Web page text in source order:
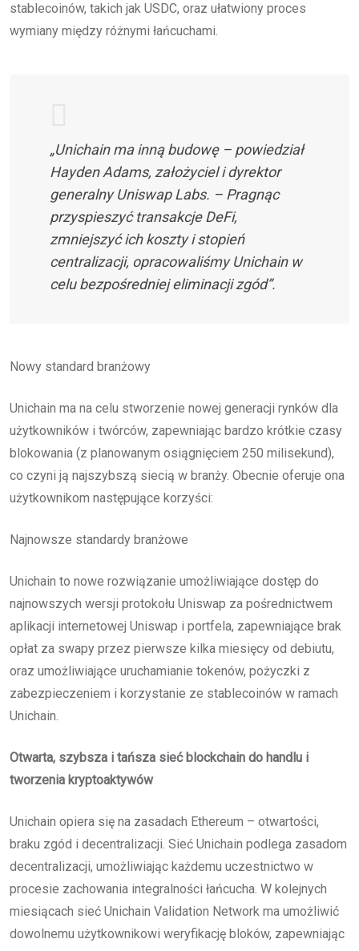
stablecoinów, takich jak USDC, oraz ułatwiony proces
wymiany między różnymi łańcuchami.
„Unichain ma inną budowę – powiedział
Hayden Adams, założyciel i dyrektor
generalny Uniswap Labs. – Pragnąc
przyspieszyć transakcje DeFi,
zmniejszyć ich koszty i stopień
centralizacji, opracowaliśmy Unichain w
celu bezpośredniej eliminacji zgód”.
Nowy standard branżowy
Unichain ma na celu stworzenie nowej generacji rynków dla
użytkowników i twórców, zapewniając bardzo krótkie czasy
blokowania (z planowanym osiągnięciem 250 milisekund),
co czyni ją najszybszą siecią w branży. Obecnie oferuje ona
użytkownikom następujące korzyści:
Najnowsze standardy branżowe
Unichain to nowe rozwiązanie umożliwiające dostęp do
najnowszych wersji protokołu Uniswap za pośrednictwem
aplikacji internetowej Uniswap i portfela, zapewniające brak
opłat za swapy przez pierwsze kilka miesięcy od debiutu,
oraz umożliwiające uruchamianie tokenów, pożyczki z
zabezpieczeniem i korzystanie ze stablecoinów w ramach
Unichain.
Otwarta, szybsza i tańsza sieć blockchain do handlu i
tworzenia kryptoaktywów
Unichain opiera się na zasadach Ethereum – otwartości,
braku zgód i decentralizacji. Sieć Unichain podlega zasadom
decentralizacji, umożliwiając każdemu uczestnictwo w
procesie zachowania integralności łańcucha. W kolejnych
miesiącach sieć Unichain Validation Network ma umożliwić
dowolnemu użytkownikowi weryfikację bloków, zapewniając